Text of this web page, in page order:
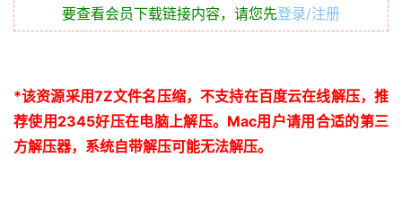
要查看会员下载链接内容，请您先登录/注册
*该资源采用7Z文件名压缩，不支持在百度云在线解压，推
荐使用2345好压在电脑上解压。 Mac用户请用合适的第三
方解压器，系统自带解压可能无法解压。